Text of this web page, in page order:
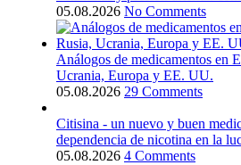
05.08.2026 No Comments
Análogos de medicamentos en
Ucrania, Europa y EE. UU.
05.08.2026 29 Comments
Citisina - un nuevo y buen
dependencia de nicotina en la
05.08.2026 4 Comments